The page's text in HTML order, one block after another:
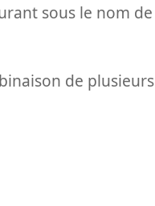
sous le nom de
de plusieurs